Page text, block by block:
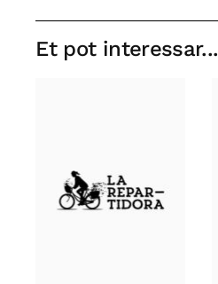
Et pot interessar...